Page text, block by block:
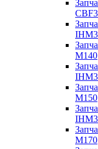
M140
M150
M170